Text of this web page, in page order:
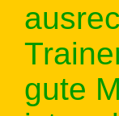
gute